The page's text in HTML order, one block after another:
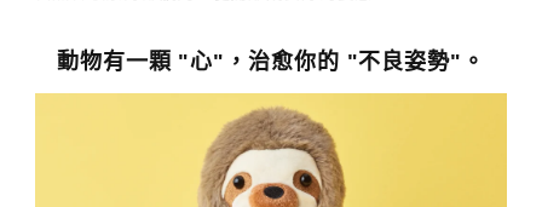
動物有一顆 "心"，治愈你的 "不良姿勢"。